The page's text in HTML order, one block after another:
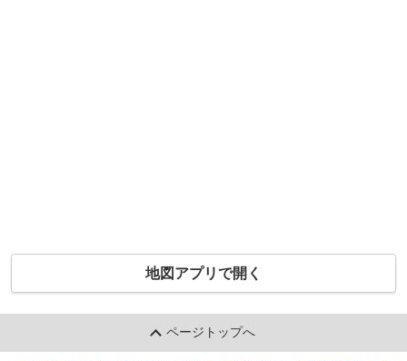
地図アプリで開く
ページトップへ